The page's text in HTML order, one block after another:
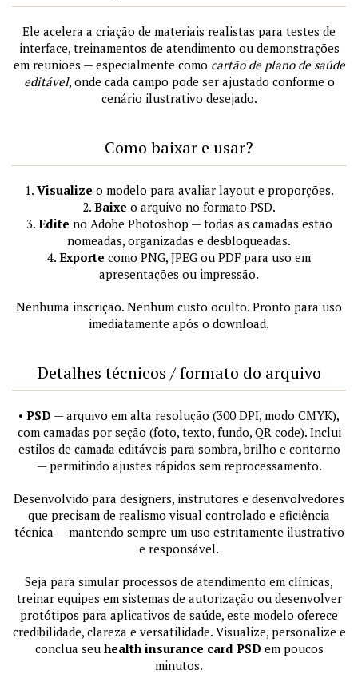
Ele acelera a criação de materiais realistas para testes de
interface, treinamentos de atendimento ou demonstrações
em reuniões — especialmente como cartão de plano de saúde
editável, onde cada campo pode ser ajustado conforme o
cenário ilustrativo desejado.
Como baixar e usar?
1. Visualize o modelo para avaliar layout e proporções.
2. Baixe o arquivo no formato PSD.
3. Edite no Adobe Photoshop — todas as camadas estão
nomeadas, organizadas e desbloqueadas.
4. Exporte como PNG, JPEG ou PDF para uso em
apresentações ou impressão.
Nenhuma inscrição. Nenhum custo oculto. Pronto para uso
imediatamente após o download.
Detalhes técnicos / formato do arquivo
• PSD — arquivo em alta resolução (300 DPI, modo CMYK),
com camadas por seção (foto, texto, fundo, QR code). Inclui
estilos de camada editáveis para sombra, brilho e contorno
— permitindo ajustes rápidos sem reprocessamento.
Desenvolvido para designers, instrutores e desenvolvedores
que precisam de realismo visual controlado e eficiência
técnica — mantendo sempre um uso estritamente ilustrativo
e responsável.
Seja para simular processos de atendimento em clínicas,
treinar equipes em sistemas de autorização ou desenvolver
protótipos para aplicativos de saúde, este modelo oferece
credibilidade, clareza e versatilidade. Visualize, personalize e
conclua seu health insurance card PSD em poucos
minutos.